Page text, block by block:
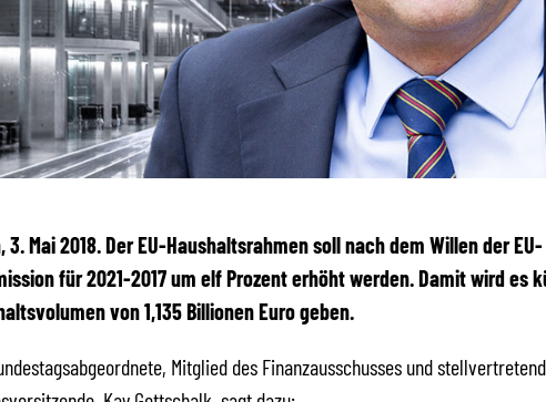
3. Mai 2018. Der EU-Haushaltsrahmen soll nach dem Willen der EU-
für 2021-2017 um elf Prozent erhöht werden. Damit wird es
von 1,135 Billionen Euro geben.
Mitglied des Finanzausschusses und